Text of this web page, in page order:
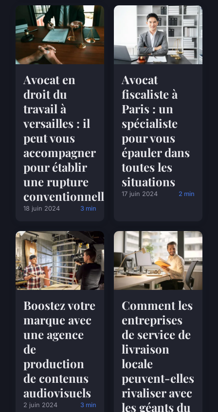
Avocat en
droit du
travail à
versailles : il
peut vous
accompagner
pour établir
une rupture
conventionnelle
18 juin 2024 3 min
Avocat
fiscaliste à
Paris : un
spécialiste
pour vous
épauler dans
toutes les
situations
17 juin 2024 2 min
Boostez votre
marque avec
une agence
de
production
de contenus
audiovisuels
2 juin 2024 3 min
Comment les
entreprises
de service de
livraison
locale
peuvent-elles
rivaliser avec
les géants du